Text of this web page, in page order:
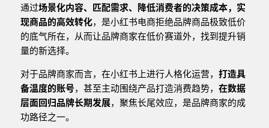
通过场景化内容、匹配需求、降低消费者的决策成本，实
现商品的高效转化，是小红书电商拒绝品牌商品极致低价
的底气所在，从而让品牌商家在低价赛道外，找到提升销
量的新选择。
对于品牌商家而言，在小红书上进行人格化运营， 打造具
备温度的账号，甚至主动围绕产品打造消费趋势， 在数据
层面回归品牌长期发展，聚焦长尾效应，是品牌商家的成
功路径之一。